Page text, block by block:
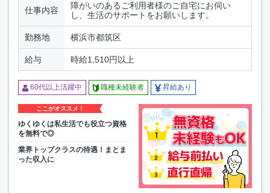
仕事内容
障がいのあるご利用者様のご自宅にお伺い
し、生活のサポートをお願いします。
勤務地 横浜市都筑区
給与 時給1,510円以上
60代以上活躍中 職種未経験者 昇給あり
ここがオススメ！
ゆくゆくは私生活でも役立つ資格
を無料で◎
業界トップクラスの待遇！まとま
った収入に